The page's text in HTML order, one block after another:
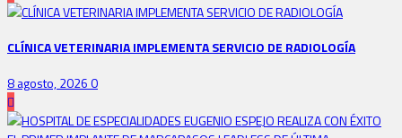
CLÍNICA VETERINARIA IMPLEMENTA SERVICIO DE RADIOLOGÍA
8 agosto, 20260